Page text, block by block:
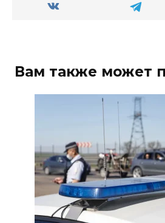
Вам также может